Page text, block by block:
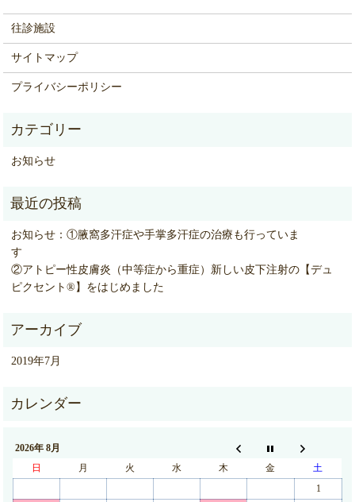
往診施設
サイトマップ
プライバシーポリシー
お知らせ
お知らせ：①腋窩多汗症や手掌多汗症の治療も行っていま
②アトピー性皮膚炎（中等症から重症）新しい皮下注射の【デュ
ピクセント®】をはじめました
2019年7月
2026年 8月
日
月 火 水 木 金
土
1